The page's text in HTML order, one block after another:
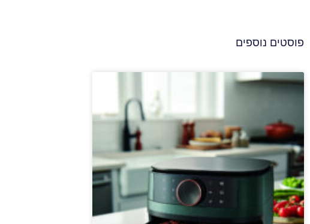
פוסטים נוספים